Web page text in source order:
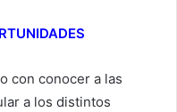
con conocer a las
a los distintos